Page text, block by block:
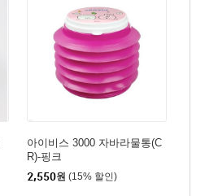
아이비스 3000 자바라물통(C
R)-핑크
2,550원 (15% 할인)